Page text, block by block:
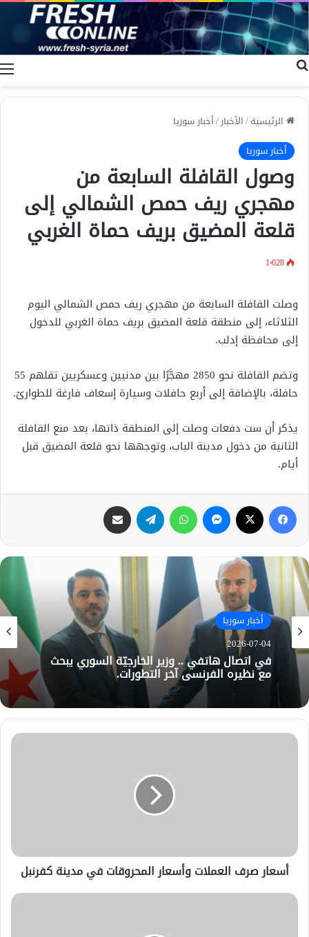
الرئيسية/الأخبار/أخبار سوريا
أخبار سوريا
وصول القافلة السابعة من
مهجري ريف حمص الشمالي إلى
قلعة المضيق بريف حماة الغربي
1٬028
وصلت القافلة السابعة من مهجري ريف حمص الشمالي اليوم
الثلاثاء، إلى منطقة قلعة المضيق بريف حماة الغربي للدخول
إلى محافظة إدلب.
وتضم القافلة نحو 2850 مهجَّرًا بين مدنيين وعسكريين تقلهم 55
حافلة، بالإضافة إلى أربع حافلات وسيارة إسعاف فارغة للطوارئ.
يذكر أن ست دفعات وصلت إلى المنطقة ذاتها، بعد منع القافلة
الثانية من دخول مدينة الباب، وتوجهها نحو قلعة المضيق قبل
أيام.
فيسبوك ماسنجر واتساب تيلقرام
أخبار سوريا
2026-07-04
في اتصال هاتفي .. وزير الخارجيّة السوري يبحث
مع نظيره الفرنسي آخر التطورات.
أسعار صرف العملات وأسعار المحروقات في مدينة كفرنبل